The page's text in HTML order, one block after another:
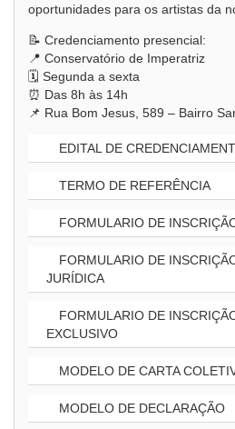
oportunidades para os artistas da
📝 Credenciamento presencial:
📍 Conservatório de Imperatriz
🗓️ Segunda a sexta
⏰ Das 8h às 14h
📌 Rua Bom Jesus, 589 – Bairro
EDITAL DE
TERMO DE REFERÊNCIA
FORMULARIO DE
FORMULARIO DE
JURÍDICA
FORMULARIO DE
EXCLUSIVO
MODELO DE CARTA
MODELO DE DECLARAÇÃO